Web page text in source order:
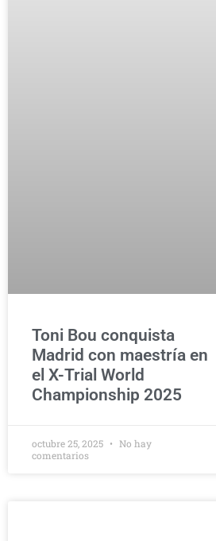
Toni Bou conquista
Madrid con maestría en
el X-Trial World
Championship 2025
octubre 25, 2025
No hay
comentarios